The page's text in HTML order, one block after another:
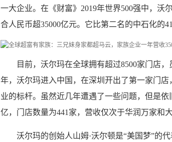
一大企业。在《财富》2019年世界500强中，沃
合人民币超35000亿元。它比第二名的中石化的
目前，沃尔玛在全球拥有超过8500家门店
年，沃尔玛进入中国，在深圳开出了第一家门
业的标杆。虽然近几年遭遇了一些问题，但是
亿，门店数量为441家，营收仅次于华润万家和大
沃尔玛的创始人山姆·沃尔顿是“美国梦”的